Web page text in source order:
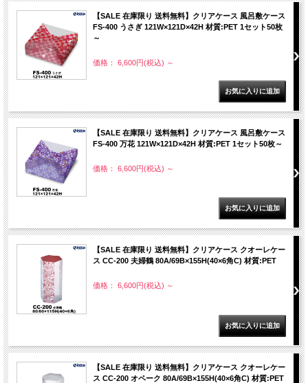
【SALE 在庫限り 送料無料】クリアケース 風呂敷ケース
FS-400 うさぎ 121W×121D×42H 材質:PET 1セット50枚
～
価格： 6,600円(税込) ～
【SALE 在庫限り 送料無料】クリアケース 風呂敷ケース
FS-400 万花 121W×121D×42H 材質:PET 1セット50枚～
価格： 6,600円(税込) ～
【SALE 在庫限り 送料無料】クリアケース クオーレケー
ス CC-200 夫婦鶴 80A/69B×155H(40×6角C) 材質:PET
価格： 6,600円(税込) ～
【SALE 在庫限り 送料無料】クリアケース クオーレケー
ス CC-200 オペーク 80A/69B×155H(40×6角C) 材質:PET